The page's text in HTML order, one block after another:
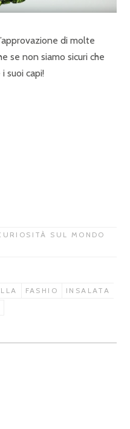
di molte
se non siamo sicuri che
suoi capi!
SUL MONDO
FASHIO
INSALATA